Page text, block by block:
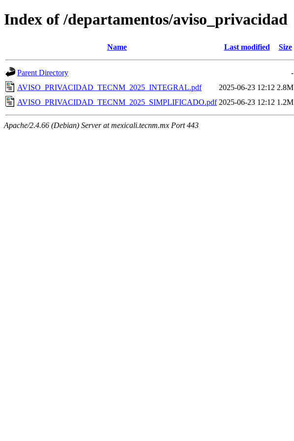
Index of /departamentos/aviso_privacidad
Name Last modified Size
Parent Directory
-
AVISO_PRIVACIDAD_TECNM_2025_INTEGRAL.pdf
2025-06-23 12:12 2.8M
AVISO_PRIVACIDAD_TECNM_2025_SIMPLIFICADO.pdf 2025-06-23 12:12 1.2M
Apache/2.4.66 (Debian) Server at mexicali.tecnm.mx Port 443